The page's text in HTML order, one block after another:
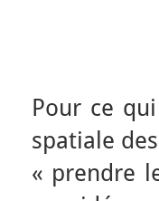
Pour ce
spatiale
« prendre